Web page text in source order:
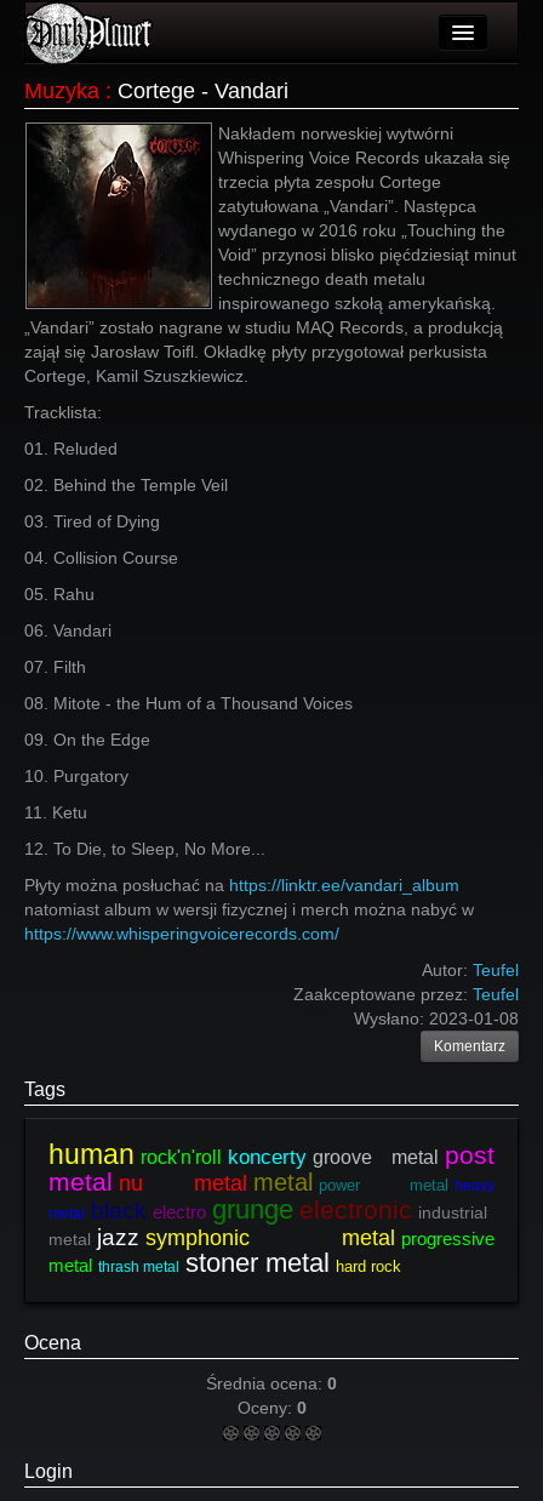
Użytkownicy
Wydarzenia
Więcej
Login
Muzyka : Cortege - Vandari
Nakładem norweskiej wytwórni
Whispering Voice Records ukazała się
trzecia płyta zespołu Cortege
zatytułowana „Vandari”. Następca
wydanego w 2016 roku „Touching the
Void” przynosi blisko pięćdziesiąt minut
technicznego death metalu
inspirowanego szkołą amerykańską.
„Vandari” zostało nagrane w studiu MAQ Records, a produkcją
zajął się Jarosław Toifl. Okładkę płyty przygotował perkusista
Cortege, Kamil Szuszkiewicz.
Tracklista:
01. Reluded
02. Behind the Temple Veil
03. Tired of Dying
04. Collision Course
05. Rahu
06. Vandari
07. Filth
08. Mitote - the Hum of a Thousand Voices
09. On the Edge
10. Purgatory
11. Ketu
12. To Die, to Sleep, No More...
Płyty można posłuchać na https://linktr.ee/vandari_album
natomiast album w wersji fizycznej i merch można nabyć w
https://www.whisperingvoicerecords.com/
Autor: Teufel
Zaakceptowane przez: Teufel
Wysłano: 2023-01-08
Komentarz
Tags
human rock'n'roll koncerty groove metal
post
metal nu metal metal power metal
heavy
metal
black electro grunge electronic industrial
metal jazz symphonic metal progressive
metal thrash metal stoner metal hard rock
Ocena
Średnia ocena: 0
Oceny: 0
Login